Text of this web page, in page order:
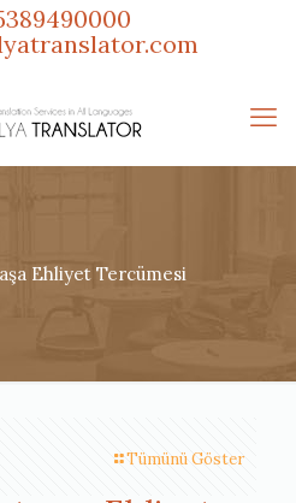
Ehliyet Tercümesi
Tümünü Göster